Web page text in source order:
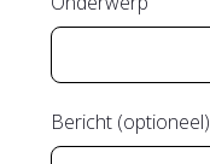
Bericht (optioneel)